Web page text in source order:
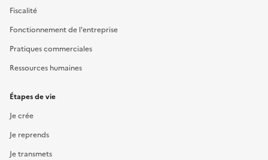
Fiscalité
Fonctionnement de l'entreprise
Pratiques commerciales
Ressources humaines
Étapes de vie
Je crée
Je reprends
Je transmets